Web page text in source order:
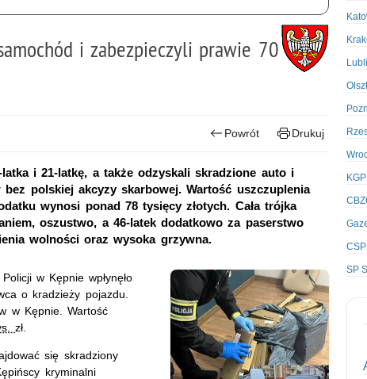
i zabezpieczyli prawie 70
Powrót Drukuj
i 21-latkę, a także odzyskali skradzione auto i
polskiej akcyzy skarbowej. Wartość uszczuplenia
wynosi ponad 78 tysięcy złotych. Cała trójka
oszustwo, a 46-latek dodatkowo za paserstwo
wolności oraz wysoka grzywna.
w Kępnie wpłynęło
o kradzieży pojazdu.
w Kępnie. Wartość
zł.
się skradziony
kryminalni
KGP
SP